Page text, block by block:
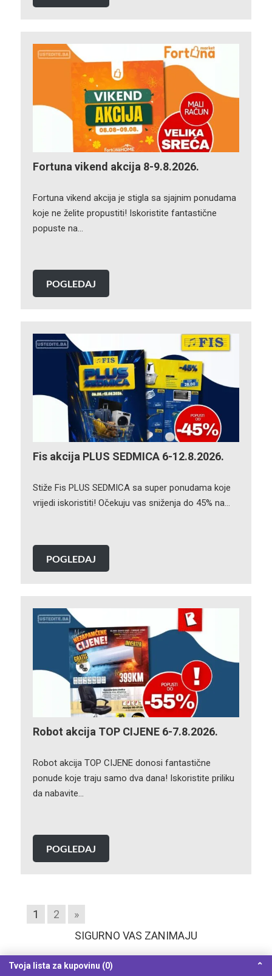
Fortuna vikend akcija 8-9.8.2026.
Fortuna vikend akcija je stigla sa sjajnim ponudama
koje ne želite propustiti! Iskoristite fantastične
popuste na…
POGLEDAJ
Fis akcija PLUS SEDMICA 6-12.8.2026.
Stiže Fis PLUS SEDMICA sa super ponudama koje
vrijedi iskoristiti! Očekuju vas sniženja do 45% na…
POGLEDAJ
Robot akcija TOP CIJENE 6-7.8.2026.
Robot akcija TOP CIJENE donosi fantastične
ponude koje traju samo dva dana! Iskoristite priliku
da nabavite…
POGLEDAJ
1 2
»
SIGURNO VAS ZANIMAJU
Tvoja lista za kupovinu (0) ⌃